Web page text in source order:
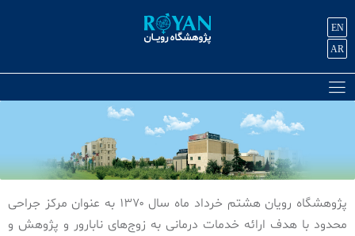
EN
AR
پژوهشگاه رویان هشتم خرداد ماه سال ۱۳۷۰ به عنوان مرکز جراحی
محدود با هدف ارائه خدمات درمانی به زوج‌های نابارور و پژوهش و